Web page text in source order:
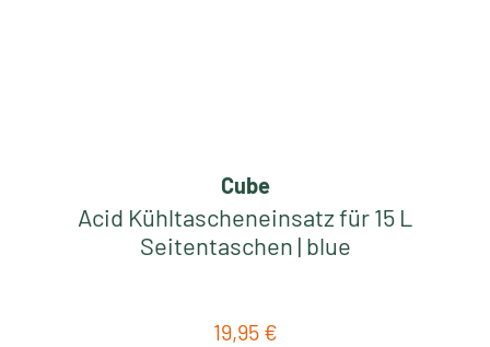
Cube
Acid Kühltascheneinsatz für 15 L
Seitentaschen | blue
Regulärer Preis:
19,95 €